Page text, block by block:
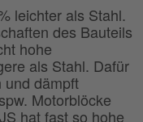
leichter als Stahl.
des Bauteils
hohe
als Stahl. Dafür
und dämpft
Motorblöcke
hat fast so hohe